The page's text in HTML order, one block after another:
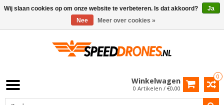
0
Winkelwagen
0 Artikelen / €0,00
Wij slaan cookies op om onze website te verbeteren. Is dat akkoord?
Ja
Nee
Meer over cookies »